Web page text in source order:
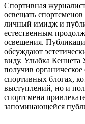
Спортивная
освещать
личный имидж и
естественным
освещения.
обсуждают
виду. Улыбка Кеннета
получив
спортивных блогах,
выступлений, но и
спортсмена
запоминающейся